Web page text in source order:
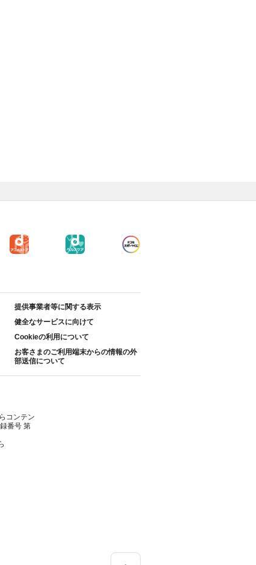
提供事業者等に関する表示
健全なサービスに向けて
Cookieの利用について
お客さまのご利用端末からの情報の外
部送信について
コンテン
番号 第